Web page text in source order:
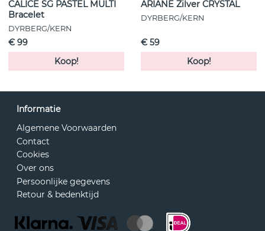
CALICE SG PASTEL MULTI
Bracelet
DYRBERG/KERN
€ 99
Koop!
ARIANE Zilver CRYSTAL
DYRBERG/KERN
€ 59
Koop!
Informatie
Algemene Voorwaarden
Contact
Cookies
Over ons
Persoonlijke gegevens
Retour & bedenktijd